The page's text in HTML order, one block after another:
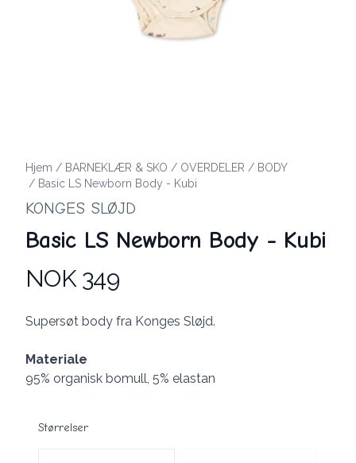
Hjem / BARNEKLÆR & SKO / OVERDELER / BODY
/ Basic LS Newborn Body - Kubi
KONGES SLØJD
Basic LS Newborn Body - Kubi
Produktdetaljer
NOK 349
Description
Supersøt body fra Konges Sløjd.
Materiale
95% organisk bomull, 5% elastan
Størrelser
Velg en Størrelser